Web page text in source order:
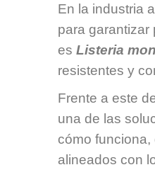
En la industria
para garantizar
es Listeria
resistentes y
Frente a este
una de las
cómo
alineados con